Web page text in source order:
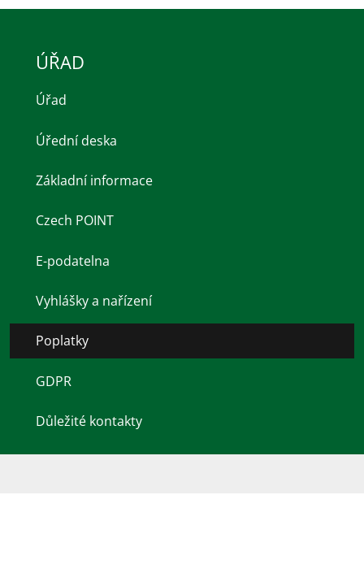
ÚŘAD
Úřad
Úřední deska
Základní informace
Czech POINT
E-podatelna
Vyhlášky a nařízení
Poplatky
GDPR
Důležité kontakty